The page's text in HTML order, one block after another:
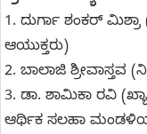
1. ದುರ್ಗಾ ಶಂಕರ್
ಆಯುಕ್ತರು)
2. ಬಾಲಾಜಿ ಶ್ರೀವಾಸ್ತವ
3. ಡಾ. ಶಾಮಿಕಾ ರವಿ
ಆರ್ಥಿಕ ಸಲಹಾ